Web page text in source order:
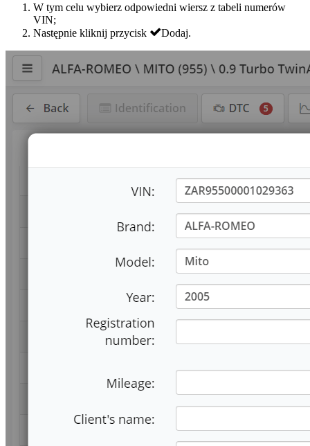
W tym celu wybierz odpowiedni wiersz z tabeli numerów
VIN;
Następnie kliknij przycisk
Dodaj.